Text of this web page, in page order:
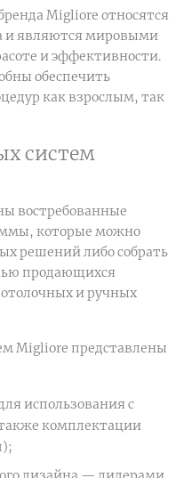
Migliore относятся
и являются мировыми
и эффективности.
обеспечить
как взрослым, так
систем
востребованные
которые можно
решений либо собрать
продающихся
и ручных
Migliore представлены
использования с
комплектации